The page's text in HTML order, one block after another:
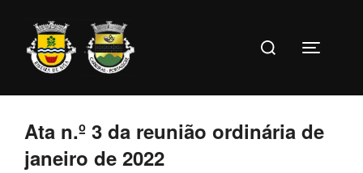
conteúdo
por:
Toggle
Ata n.º 3 da reunião ordinária de
janeiro de 2022